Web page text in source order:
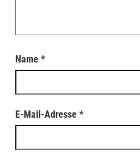
Name *
E-Mail-Adresse *